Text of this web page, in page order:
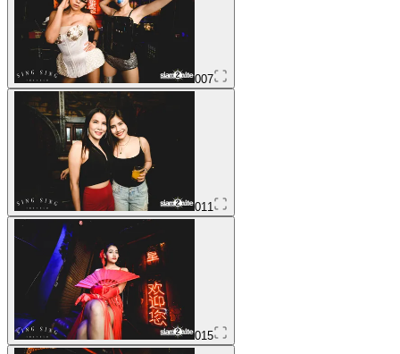
007
011
015